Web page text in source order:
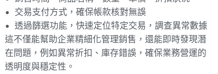
交易支付方式，確保帳款核對無誤
透過篩選功能，快速定位特定交易，調查異常數據
這不僅能幫助企業精細化管理銷售，還能即時發現潛
在問題，例如異常折扣、庫存錯誤，確保業務營運的
透明度與穩定性。